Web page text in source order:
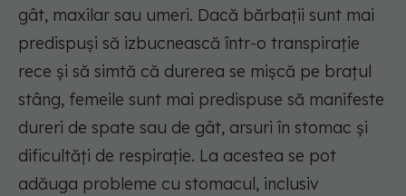
gât, maxilar sau umeri. Dacă bărbații sunt mai
predispuși să izbucnească într-o transpirație
rece și să simtă că durerea se mișcă pe brațul
stâng, femeile sunt mai predispuse să manifeste
dureri de spate sau de gât, arsuri în stomac și
dificultăți de respirație. La acestea se pot
adăuga probleme cu stomacul, inclusiv